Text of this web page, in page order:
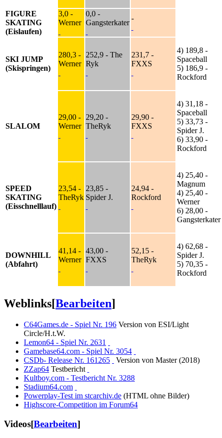
FIGURE
SKATING
(Eislaufen)
3,0 -
Werner
0,0 -
Gangsterkater
-
SKI JUMP
(Skispringen)
280,3 -
Werner
252,9 - The
Ryk
231,7 -
FXXS
4) 189,8 -
Spaceball
5) 186,9 -
Rockford
SLALOM
29,00 -
Werner
29,20 -
TheRyk
29,90 -
FXXS
4) 31,18 -
Spaceball
5) 33,73 -
Spider J.
6) 33,90 -
Rockford
SPEED
SKATING
(Eisschnelllauf)
23,54 -
TheRyk
23,85 -
Spider J.
24,94 -
Rockford
4) 25,40 -
Magnum
4) 25,40 -
Werner
6) 28,00 -
Gangsterkater
DOWNHILL
(Abfahrt)
41,14 -
Werner
43,00 -
FXXS
52,15 -
TheRyk
4) 62,68 -
Spider J.
5) 70,35 -
Rockford
Weblinks[Bearbeiten]
C64Games.de - Spiel Nr. 196 Version von ESI/Light
Circle/H.t.W.
Lemon64 - Spiel Nr. 2631
Gamebase64.com - Spiel Nr. 3054
CSDb- Release Nr. 161265
Version von Master (2018)
ZZap64 Testbericht
Kultboy.com - Testbericht Nr. 3288
Stadium64.com
Powerplay-Test im stcarchiv.de (HTML ohne Bilder)
Highscore-Competition im Forum64
Videos[Bearbeiten]